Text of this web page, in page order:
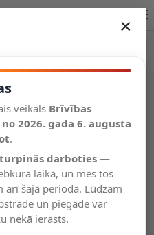
×
veikals Brīvības
no 2026. gada 6. augusta
.
darboties—
laikā, un mēs tos
arī šajā periodā. Lūdzam
un piegāde var
nekā ierasts.